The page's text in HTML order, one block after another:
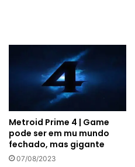
Metroid Prime 4 | Game
pode ser em mu mundo
fechado, mas gigante
07/08/2023